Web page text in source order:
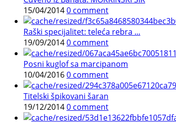
15/04/20140 comment
Raški specijalitet: teleća rebra ...
19/09/20140 comment
Posni kuglof sa marcipanom
10/04/20160 comment
Titelski špikovani šaran
19/12/20140 comment